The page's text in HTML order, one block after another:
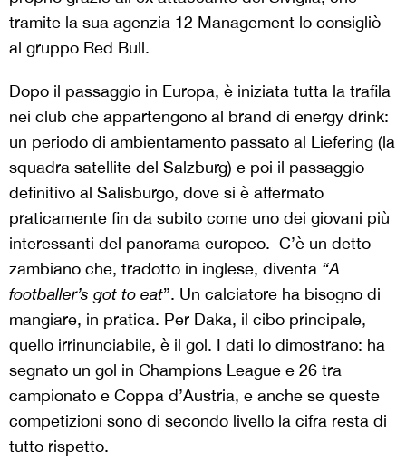
tramite la sua agenzia 12 Management lo consigliò
al gruppo Red Bull.
Dopo il passaggio in Europa, è iniziata tutta la trafila
nei club che appartengono al brand di energy drink:
un periodo di ambientamento passato al Liefering (la
squadra satellite del Salzburg) e poi il passaggio
definitivo al Salisburgo, dove si è affermato
praticamente fin da subito come uno dei giovani più
interessanti del panorama europeo. C’è un detto
zambiano che, tradotto in inglese, diventa “A
footballer’s got to eat”. Un calciatore ha bisogno di
mangiare, in pratica. Per Daka, il cibo principale,
quello irrinunciabile, è il gol. I dati lo dimostrano: ha
segnato un gol in Champions League e 26 tra
campionato e Coppa d’Austria, e anche se queste
competizioni sono di secondo livello la cifra resta di
tutto rispetto.